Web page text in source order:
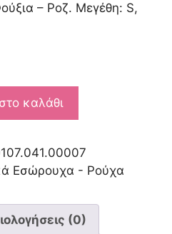
– Ροζ. Μεγέθη: S,
καλάθι
Εσώρουχα - Ρούχα
(0)